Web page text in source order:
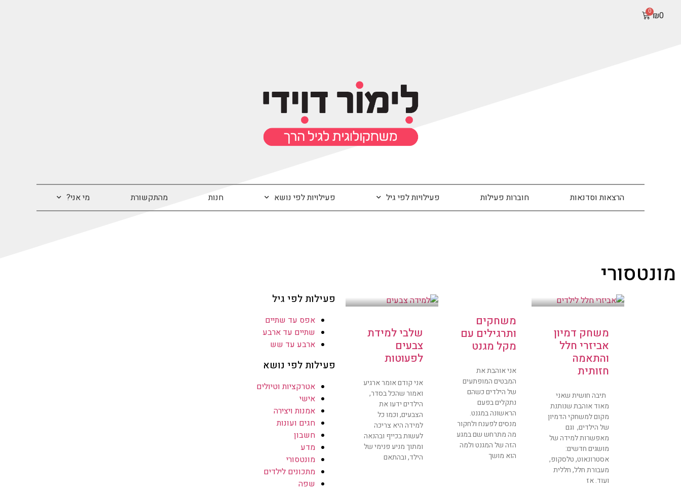
₪0
הרצאות וסדנאות חוברות פעילות פעילויות לפי גיל פעילויות לפי נושא חנות מהתקשורת מי אני?
מונטסורי
משחק דמיון
אביזרי חלל
והתאמה
חזותית
תיבה חושית שאני
מאוד אוהבת שנותנת
מקום למשחקי הדמיון
של הילדים, וגם
מאפשרות למידה של
מושגים חדשים:
אסטרונאוט, טלסקופ,
מעבורת חלל, חללית
ועוד. אז
משחקים
ותרגילים עם
מקל מגנט
אני אוהבת את
המבטים המופתעים
של הילדים כשהם
נתקלים בפעם
הראשונה במגנט.
מנסים לפענח ולחקור
מה מתרחש שם במגע
הזה של המגנט ולמה
הוא מושך
שלבי למידת
צבעים
לפעוטות
אני קודם אומר ארגיע
ואמור שהכל בסדר,
הילדים ידעו את
הצבעים, וכמו כל
למידה היא צריכה
לעשות בכייף ובהנאה
ומתוך מניע פנימי של
הילד, ובהתאם
פעילות לפי גיל
אפס עד שתיים
שתיים עד ארבע
ארבע עד שש
פעילות לפי נושא
אטרקציות וטיולים
אישי
אמנות ויצירה
חגים ועונות
חשבון
מדע
מונטסורי
מתכונים לילדים
שפה